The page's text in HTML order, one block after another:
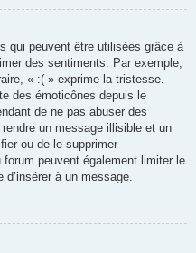
qui peuvent être utilisées grâce à
des sentiments. Par exemple,
« :( » exprime la tristesse.
des émoticônes depuis le
de ne pas abuser des
un message illisible et un
ou de le supprimer
peuvent également limiter le
d’insérer à un message.